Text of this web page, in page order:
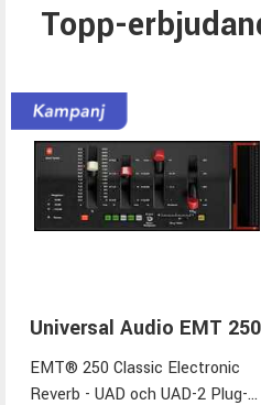
Topp-
Universal Audio EMT 250
EMT® 250 Classic Electronic
Reverb - UAD och UAD-2 Plug-